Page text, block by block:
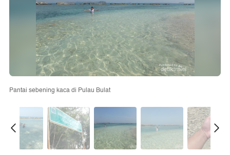
Pantai sebening kaca di Pulau Bulat